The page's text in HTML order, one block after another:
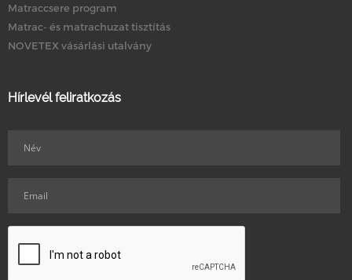
Matraccsere program
Matrac- és matrachuzat tisztítás
NOVETEX vásárlási utalvány
Hírlevél feliratkozás